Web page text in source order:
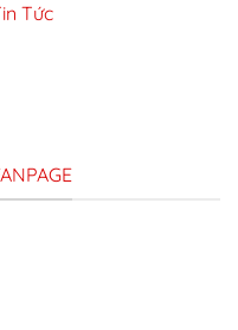
Tức